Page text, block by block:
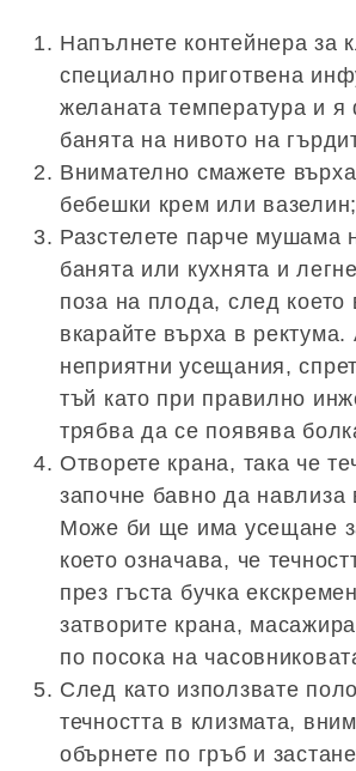
Напълнете контейнера за
специално приготвена
желаната температура и я
банята на нивото на
Внимателно смажете
бебешки крем или вазелин;
Разстелете парче мушама
банята или кухнята и
поза на плода, след което
вкарайте върха в ректума.
неприятни усещания,
тъй като при правилно
трябва да се появява
Отворете крана, така че
започне бавно да навлиза
Може би ще има усещане
което означава, че
през гъста бучка
затворите крана,
по посока на
След като използвате
течността в клизмата,
обърнете по гръб и